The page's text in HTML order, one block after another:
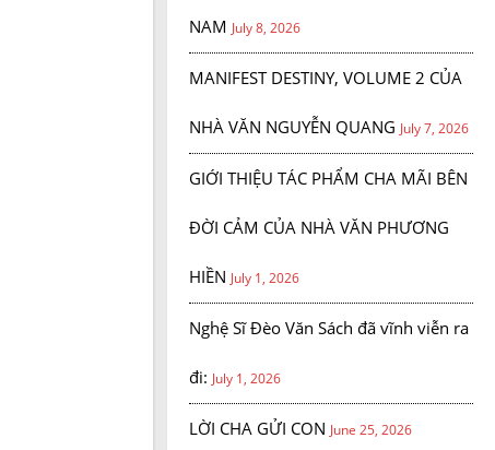
NAM July 8, 2026
MANIFEST DESTINY, VOLUME 2 CỦA
NHÀ VĂN NGUYỄN QUANG July 7, 2026
GIỚI THIỆU TÁC PHẨM CHA MÃI BÊN
ĐỜI CẢM CỦA NHÀ VĂN PHƯƠNG
HIỀN July 1, 2026
Nghệ Sĩ Đèo Văn Sách đã vĩnh viễn ra
đi: July 1, 2026
LỜI CHA GỬI CON June 25, 2026